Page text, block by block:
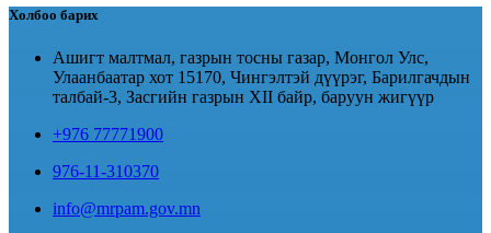
Холбоо барих
Ашигт малтмал, газрын тосны газар, Монгол Улс,
Улаанбаатар хот 15170, Чингэлтэй дүүрэг, Барилгачдын
талбай-3, Засгийн газрын XII байр, баруун жигүүр
+976 77771900
976-11-310370
info@mrpam.gov.mn